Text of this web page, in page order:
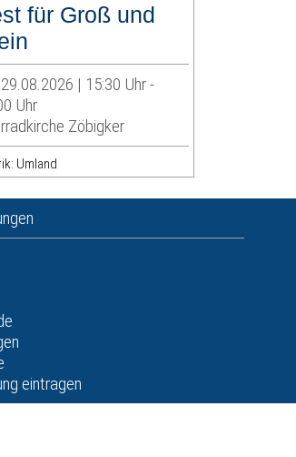
für Groß und
| 15:30 Uhr -
Uhr
Zöbigker
Umland
eintragen